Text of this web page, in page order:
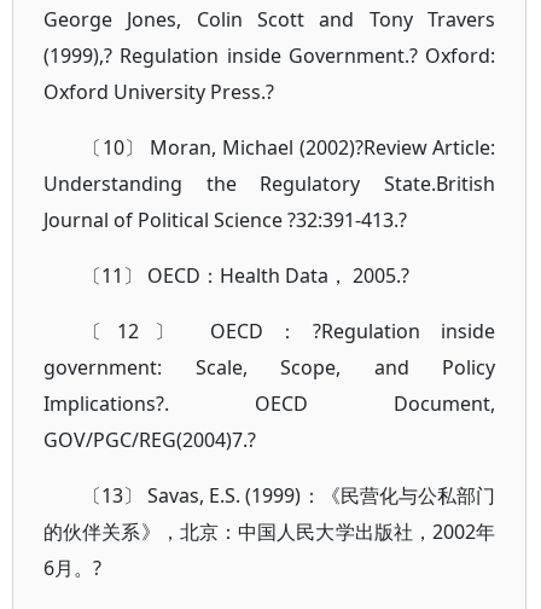
George Jones, Colin Scott and Tony Travers
(1999),? Regulation inside Government.? Oxford:
Oxford University Press.?
〔10〕 Moran, Michael (2002)?Review Article:
Understanding the Regulatory State.British
Journal of Political Science ?32:391-413.?
〔11〕 OECD：Health Data， 2005.?
〔12〕 OECD：?Regulation inside
government: Scale, Scope, and Policy
Implications?. OECD Document,
GOV/PGC/REG(2004)7.?
〔13〕 Savas, E.S. (1999)：《民营化与公私部门
的伙伴关系》，北京：中国人民大学出版社，2002年
6月。?